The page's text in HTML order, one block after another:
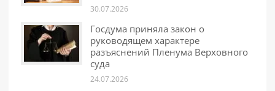
30.07.2026
Госдума приняла закон о
руководящем характере
разъяснений Пленума Верховного
суда
24.07.2026